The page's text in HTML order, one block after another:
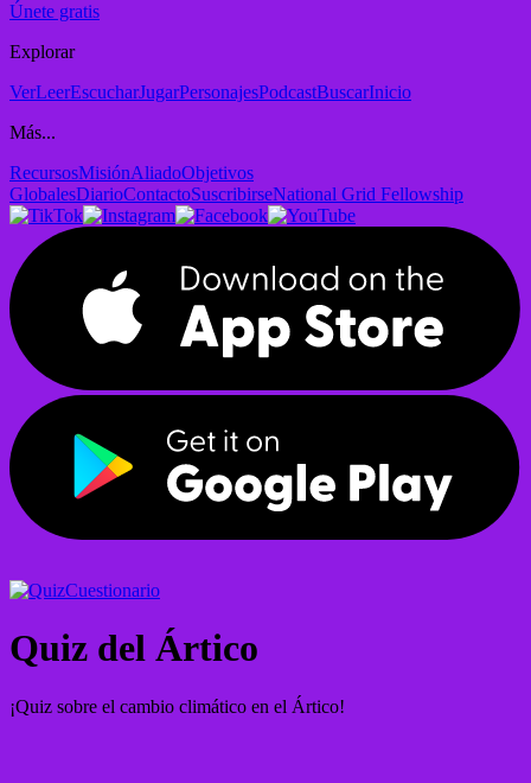
Únete gratis
Explorar
VerLeerEscucharJugarPersonajesPodcastBuscarInicio
Más...
RecursosMisiónAliadoObjetivos
GlobalesDiarioContactoSuscribirseNational Grid Fellowship
Cuestionario
Quiz del Ártico
¡Quiz sobre el cambio climático en el Ártico!